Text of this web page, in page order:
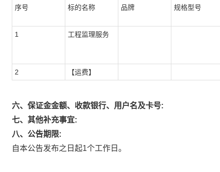
序号 标的名称 品牌 规格型号
1 工程监理服务
2 【运费】
六、保证金金额、收款银行、用户名及卡号:
七、其他补充事宜:
八、公告期限:
自本公告发布之日起1个工作日。